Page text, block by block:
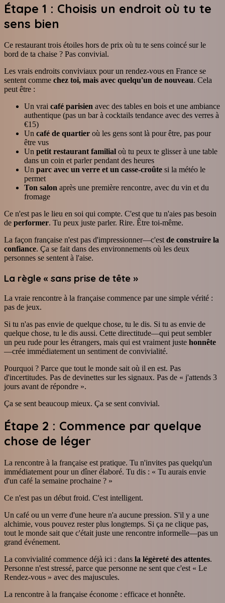
Étape 1 : Choisis un endroit où tu te
sens bien
Ce restaurant trois étoiles hors de prix où tu te sens coincé sur le
bord de ta chaise ? Pas convivial.
Les vrais endroits conviviaux pour un rendez-vous en France se
sentent comme chez toi, mais avec quelqu'un de nouveau. Cela
peut être :
Un vrai café parisien avec des tables en bois et une ambiance
authentique (pas un bar à cocktails tendance avec des verres à
€15)
Un café de quartier où les gens sont là pour être, pas pour
être vus
Un petit restaurant familial où tu peux te glisser à une table
dans un coin et parler pendant des heures
Un parc avec un verre et un casse-croûte si la météo le
permet
Ton salon après une première rencontre, avec du vin et du
fromage
Ce n'est pas le lieu en soi qui compte. C'est que tu n'aies pas besoin
de performer. Tu peux juste parler. Rire. Être toi-même.
La façon française n'est pas d'impressionner—c'estde construire la
confiance. Ça se fait dans des environnements où les deux
personnes se sentent à l'aise.
La règle « sans prise de tête »
La vraie rencontre à la française commence par une simple vérité :
pas de jeux.
Si tu n'as pas envie de quelque chose, tu le dis. Si tu as envie de
quelque chose, tu le dis aussi. Cette directitude—qui peut sembler
un peu rude pour les étrangers, mais qui est vraiment juste honnête
—crée immédiatement un sentiment de convivialité.
Pourquoi ? Parce que tout le monde sait où il en est. Pas
d'incertitudes. Pas de devinettes sur les signaux. Pas de « j'attends 3
jours avant de répondre ».
Ça se sent beaucoup mieux. Ça se sent convivial.
Étape 2 : Commence par quelque
chose de léger
La rencontre à la française est pratique. Tu n'invites pas quelqu'un
immédiatement pour un dîner élaboré. Tu dis : « Tu aurais envie
d'un café la semaine prochaine ? »
Ce n'est pas un début froid. C'est intelligent.
Un café ou un verre d'une heure n'a aucune pression. S'il y a une
alchimie, vous pouvez rester plus longtemps. Si ça ne clique pas,
tout le monde sait que c'était juste une rencontre informelle—pas un
grand événement.
La convivialité commence déjà ici : dans la légèreté des attentes.
Personne n'est stressé, parce que personne ne sent que c'est « Le
Rendez-vous » avec des majuscules.
La rencontre à la française économe : efficace et honnête.